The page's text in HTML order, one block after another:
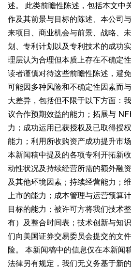
述。 此类前瞻性陈述，包括本文中
作及其前景与目标的陈述、本公司
来项目、商业机会与前景、战略、
划、专利计划以及专利技术的成功
理层认为合理但本质上存在不确定
读者谨慎对待这些前瞻性陈述，避
可能因多种风险和不确定性因素而
大差异，包括但不限于以下方面：
议合作预期效益的能力；拓展与
力；成功运用已获授权及已取得授
能力；利用所收购资产成功提升市
本新闻稿中提及的各项专利开拓新
动性状况及持续经营所需的额外融
及其他环境因素；持续经营能力；
上市的能力；成本管理与运营预算
目标的能力；被许可方将我们技术
有）及整合时间表；技术创新与知
们向美国证券交易委员会提交的文
险。 本新闻稿中的信息仅在本新闻
法律另有规定，我们无义务基于新